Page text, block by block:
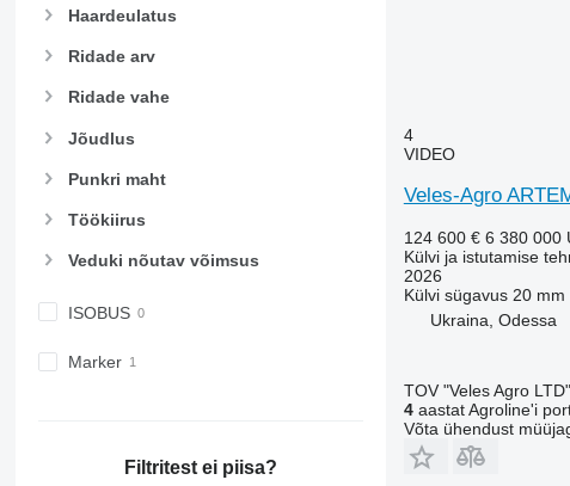
Haardeulatus
Ridade arv
Ridade vahe
Jõudlus
Punkri maht
Töökiirus
Veduki nõutav võimsus
ISOBUS
Marker
Filtritest ei piisa?
4
VIDEO
Veles-Agro
124 600 € 6 380 000
Külvi ja istutamise
2026
Külvi sügavus 20 mm
Ukraina, Odessa
TOV "Veles Agro LTD"
4aastat Agroline'i
Võta ühendust